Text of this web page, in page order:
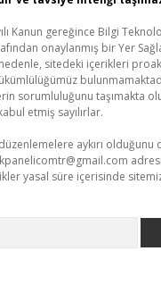
Kanun gereğince Bilgi
onaylanmış bir Yer
sitedeki içerikleri
sorumluluğunu taşımakta
etmiş sayılırlar.
aykırı olduğunu
yasal süre içerisinde